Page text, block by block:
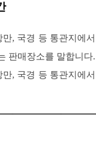
, 국경 등 통관지에서
판매장소를 말합니다.
, 국경 등 통관지에서